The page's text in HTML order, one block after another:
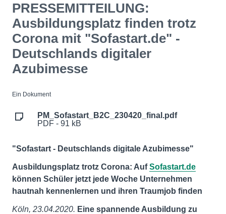
PRESSEMITTEILUNG:
Ausbildungsplatz finden trotz
Corona mit "Sofastart.de" -
Deutschlands digitaler
Azubimesse
Ein Dokument
PM_Sofastart_B2C_230420_final.pdf
PDF - 91 kB
"Sofastart - Deutschlands digitale Azubimesse"
Ausbildungsplatz trotz Corona: AufSofastart.de
können Schüler jetzt jede Woche Unternehmen
hautnah kennenlernen und ihren Traumjob finden
Köln, 23.04.2020. Eine spannende Ausbildung zu